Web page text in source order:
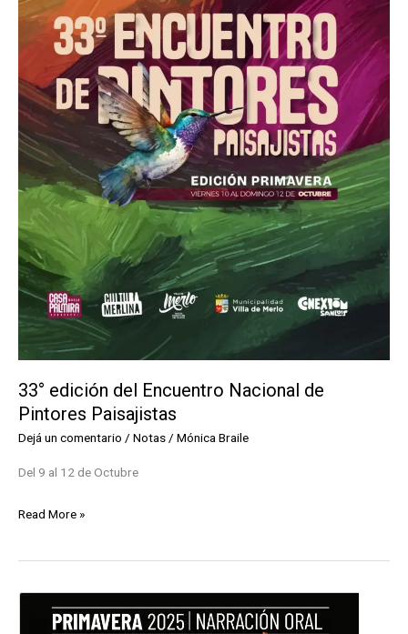
33° edición del Encuentro Nacional de
Pintores Paisajistas
Dejá un comentario / Notas / Mónica Braile
Del 9 al 12 de Octubre
33°
del
Nacional
Read More »